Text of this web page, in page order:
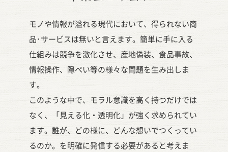
モノや情報が溢れる現代において、得られない商
品･サービスは無いと言えます。簡単に手に入る
仕組みは競争を激化させ、産地偽装、食品事故、
情報操作、隠ぺい等の様々な問題を生み出しま
す。
このような中で、モラル意識を高く持つだけでは
なく、「見える化・透明化」が強く求められてい
ます。誰が、どの様に、どんな想いでつくってい
るのか。を明確に発信する必要があると考えま